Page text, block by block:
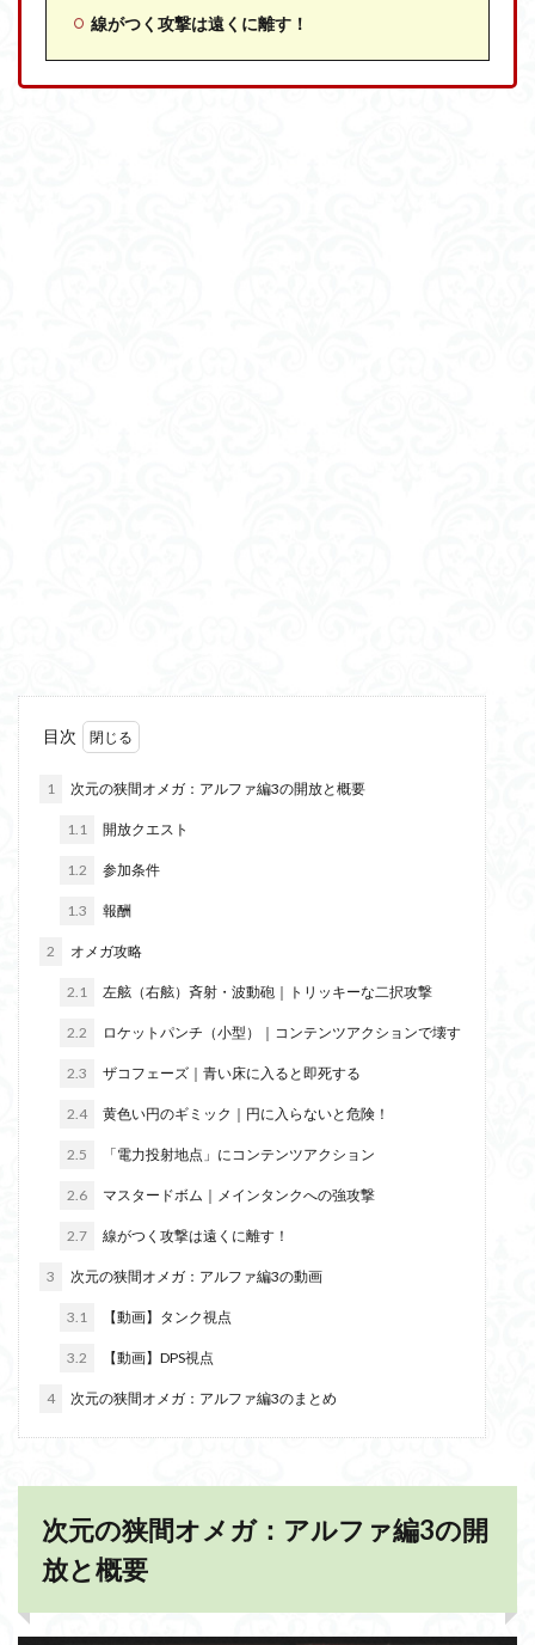
線がつく攻撃は遠くに離す！
目次
1 次元の狭間オメガ：アルファ編3の開放と概要
1.1 開放クエスト
1.2 参加条件
1.3 報酬
2 オメガ攻略
2.1 左舷（右舷）斉射・波動砲｜トリッキーな二択攻撃
2.2 ロケットパンチ（小型）｜コンテンツアクションで壊す
2.3 ザコフェーズ｜青い床に入ると即死する
2.4 黄色い円のギミック｜円に入らないと危険！
2.5 「電力投射地点」にコンテンツアクション
2.6 マスタードボム｜メインタンクへの強攻撃
2.7 線がつく攻撃は遠くに離す！
3 次元の狭間オメガ：アルファ編3の動画
3.1 【動画】タンク視点
3.2 【動画】DPS視点
4 次元の狭間オメガ：アルファ編3のまとめ
次元の狭間オメガ：アルファ編3の開
放と概要